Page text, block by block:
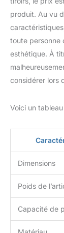
produit. Au vu
toute personne
esthétique. À
considérer lors
Voici un
Dimensions
Poids de
Capacité de